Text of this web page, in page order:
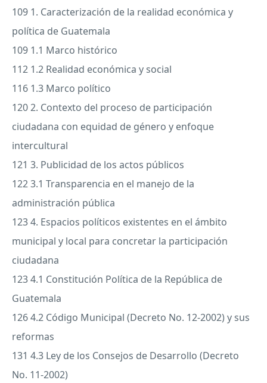
109 1. Caracterización de la realidad económica y
política de Guatemala
109 1.1 Marco histórico
112 1.2 Realidad económica y social
116 1.3 Marco político
120 2. Contexto del proceso de participación
ciudadana con equidad de género y enfoque
intercultural
121 3. Publicidad de los actos públicos
122 3.1 Transparencia en el manejo de la
administración pública
123 4. Espacios políticos existentes en el ámbito
municipal y local para concretar la participación
ciudadana
123 4.1 Constitución Política de la República de
Guatemala
126 4.2 Código Municipal (Decreto No. 12-2002) y sus
reformas
131 4.3 Ley de los Consejos de Desarrollo (Decreto
No. 11-2002)